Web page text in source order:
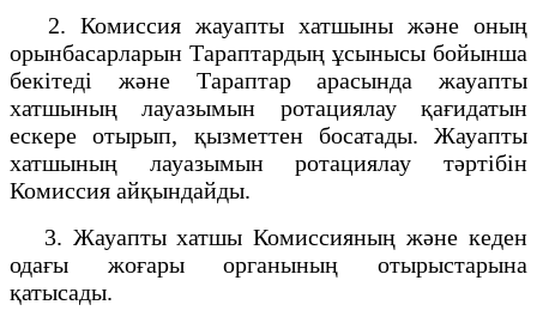
2. Комиссия жауапты хатшыны және оның
орынбасарларын Тараптардың ұсынысы бойынша
бекітеді және Тараптар арасында жауапты
хатшының лауазымын ротациялау қағидатын
ескере отырып, қызметтен босатады. Жауапты
хатшының лауазымын ротациялау тәртібін
Комиссия айқындайды.
3. Жауапты хатшы Комиссияның және кеден
одағы жоғары органының отырыстарына
қатысады.